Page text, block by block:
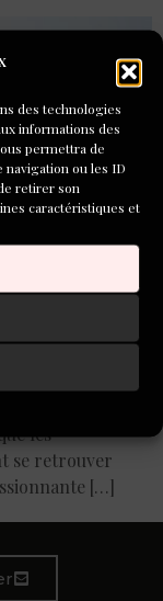
des technologies
informations des
permettra de
ou les ID
retirer son
caractéristiques et
Olphe-
par une
de
les
se retrouver
[…]